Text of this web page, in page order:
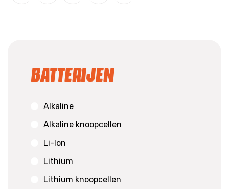
Batterijen
Alkaline
Alkaline knoopcellen
Li-Ion
Lithium
Lithium knoopcellen